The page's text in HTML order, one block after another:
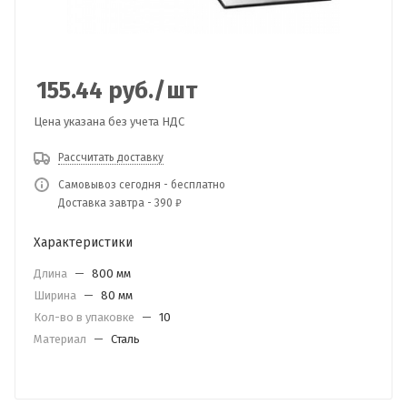
155.44 руб./шт
Цена указана без учета НДС
Рассчитать доставку
Самовывоз сегодня - бесплатно
Доставка завтра - 390 ₽
Характеристики
Длина — 800 мм
Ширина — 80 мм
Кол-во в упаковке
— 10
Материал
— Сталь